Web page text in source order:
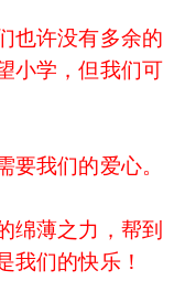
也许没有多余的
小学，但我们可
要我们的爱心。
绵薄之力，帮到
我们的快乐！